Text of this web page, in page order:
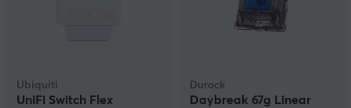
Ubiquiti
UniFi Switch Flex
Durock
Daybreak 67g Linear